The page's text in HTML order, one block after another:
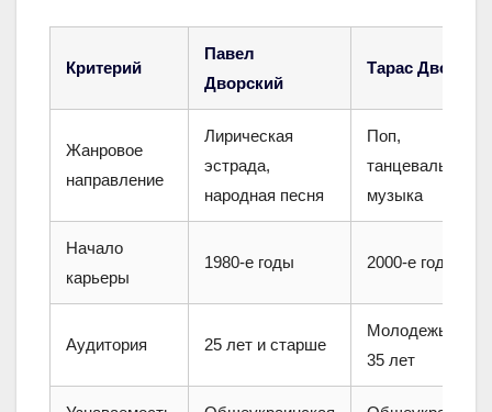
Критерий
Павел
Дворский
Тарас
Жанровое
направление
Лирическая
эстрада,
народная песня
Поп,
танцевальная
музыка
Начало
карьеры
1980-е годы 2000-е годы
Аудитория 25 лет и старше
Молодежь, 18–
35 лет